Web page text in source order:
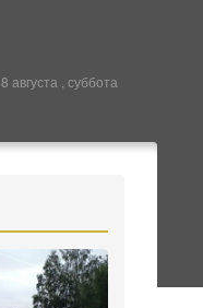
8 августа , суббота